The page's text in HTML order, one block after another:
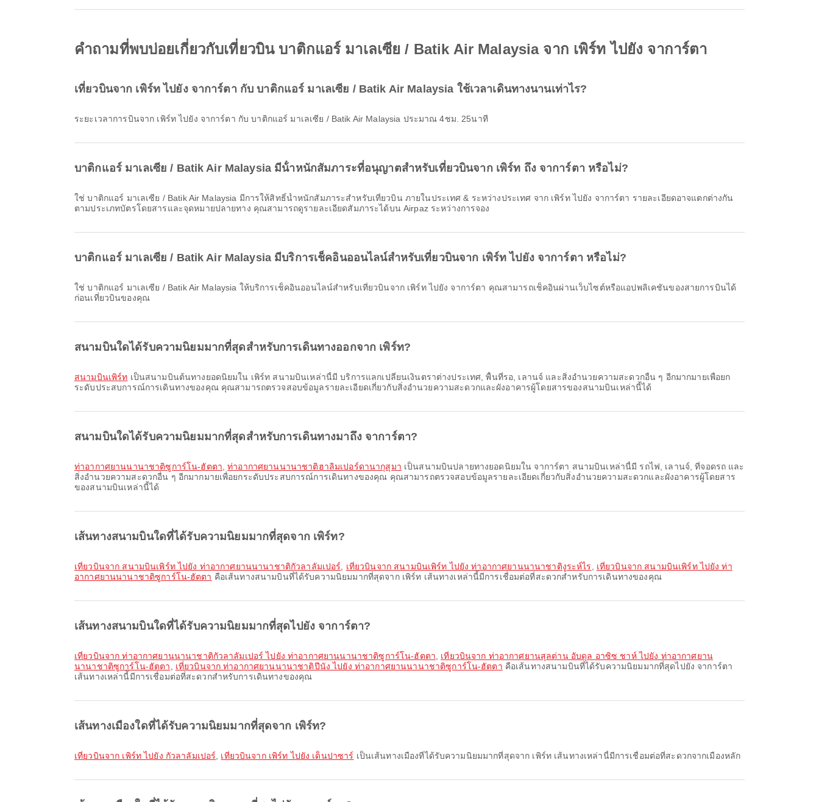
คำถามที่พบบ่อยเกี่ยวกับเที่ยวบิน บาติกแอร์ มาเลเซีย / Batik Air Malaysia จาก เพิร์ท ไปยัง จาการ์ตา
เที่ยวบินจาก เพิร์ท ไปยัง จาการ์ตา กับ บาติกแอร์ มาเลเซีย / Batik Air Malaysia ใช้เวลาเดินทางนานเท่าไร?
ระยะเวลาการบินจาก เพิร์ท ไปยัง จาการ์ตา กับ บาติกแอร์ มาเลเซีย / Batik Air Malaysia ประมาณ 4ชม. 25นาที
บาติกแอร์ มาเลเซีย / Batik Air Malaysia มีน้ําหนักสัมภาระที่อนุญาตสําหรับเที่ยวบินจาก เพิร์ท ถึง จาการ์ตา หรือไม่?
ใช่ บาติกแอร์ มาเลเซีย / Batik Air Malaysia มีการให้สิทธิ์น้ำหนักสัมภาระสำหรับเที่ยวบิน ภายในประเทศ & ระหว่างประเทศ จาก เพิร์ท ไปยัง จาการ์ตา รายละเอียดอาจแตกต่างกัน
ตามประเภทบัตรโดยสารและจุดหมายปลายทาง คุณสามารถดูรายละเอียดสัมภาระได้บน Airpaz ระหว่างการจอง
บาติกแอร์ มาเลเซีย / Batik Air Malaysia มีบริการเช็คอินออนไลน์สำหรับเที่ยวบินจาก เพิร์ท ไปยัง จาการ์ตา หรือไม่?
ใช่ บาติกแอร์ มาเลเซีย / Batik Air Malaysia ให้บริการเช็คอินออนไลน์สำหรับเที่ยวบินจาก เพิร์ท ไปยัง จาการ์ตา คุณสามารถเช็คอินผ่านเว็บไซต์หรือแอปพลิเคชันของสายการบินได้
ก่อนเที่ยวบินของคุณ
สนามบินใดได้รับความนิยมมากที่สุดสำหรับการเดินทางออกจาก เพิร์ท?
สนามบินเพิร์ท เป็นสนามบินต้นทางยอดนิยมใน เพิร์ท สนามบินเหล่านี้มี บริการแลกเปลี่ยนเงินตราต่างประเทศ, พื้นที่รอ, เลานจ์ และสิ่งอำนวยความสะดวกอื่น ๆ อีกมากมายเพื่อยก
ระดับประสบการณ์การเดินทางของคุณ คุณสามารถตรวจสอบข้อมูลรายละเอียดเกี่ยวกับสิ่งอำนวยความสะดวกและผังอาคารผู้โดยสารของสนามบินเหล่านี้ได้
สนามบินใดได้รับความนิยมมากที่สุดสำหรับการเดินทางมาถึง จาการ์ตา?
ท่าอากาศยานนานาชาติซูการ์โน-ฮัตตา ,ท่าอากาศยานนานาชาติฮาลิมเปอร์ดานากุสุมา เป็นสนามบินปลายทางยอดนิยมใน จาการ์ตา สนามบินเหล่านี้มี รถไฟ, เลานจ์, ที่จอดรถ และ
สิ่งอำนวยความสะดวกอื่น ๆ อีกมากมายเพื่อยกระดับประสบการณ์การเดินทางของคุณ คุณสามารถตรวจสอบข้อมูลรายละเอียดเกี่ยวกับสิ่งอำนวยความสะดวกและผังอาคารผู้โดยสาร
ของสนามบินเหล่านี้ได้
เส้นทางสนามบินใดที่ได้รับความนิยมมากที่สุดจาก เพิร์ท?
เที่ยวบินจาก สนามบินเพิร์ท ไปยัง ท่าอากาศยานนานาชาติกัวลาลัมเปอร์ เที่ยวบินจาก สนามบินเพิร์ท ไปยัง ท่าอากาศยานนานาชาติงูระห์ไร
เที่ยวบินจาก สนามบินเพิร์ท ไปยัง ท่า
อากาศยานนานาชาติซูการ์โน-ฮัตตา คือเส้นทางสนามบินที่ได้รับความนิยมมากที่สุดจาก เพิร์ท เส้นทางเหล่านี้มีการเชื่อมต่อที่สะดวกสำหรับการเดินทางของคุณ
เส้นทางสนามบินใดที่ได้รับความนิยมมากที่สุดไปยัง จาการ์ตา?
เที่ยวบินจาก ท่าอากาศยานนานาชาติกัวลาลัมเปอร์ ไปยัง ท่าอากาศยานนานาชาติซูการ์โน-ฮัตตา
เที่ยวบินจาก ท่าอากาศยานสุลต่าน อับดุล อาซิซ ชาห์ ไปยัง ท่าอากาศยาน
นานาชาติซูการ์โน-ฮัตตา
เที่ยวบินจาก ท่าอากาศยานนานาชาติปีนัง ไปยัง ท่าอากาศยานนานาชาติซูการ์โน-ฮัตตา คือเส้นทางสนามบินที่ได้รับความนิยมมากที่สุดไปยัง จาการ์ตา
เส้นทางเหล่านี้มีการเชื่อมต่อที่สะดวกสำหรับการเดินทางของคุณ
เส้นทางเมืองใดที่ได้รับความนิยมมากที่สุดจาก เพิร์ท?
เที่ยวบินจาก เพิร์ท ไปยัง กัวลาลัมเปอร์ เที่ยวบินจาก เพิร์ท ไปยัง เด็นปาซาร์ เป็นเส้นทางเมืองที่ได้รับความนิยมมากที่สุดจาก เพิร์ท เส้นทางเหล่านี้มีการเชื่อมต่อที่สะดวกจากเมืองหลัก